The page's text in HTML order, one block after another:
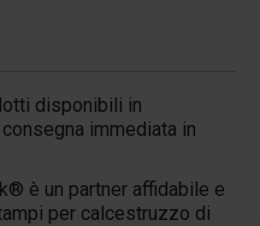
disponibili in
immediata in
è un partner affidabile e
per calcestruzzo di